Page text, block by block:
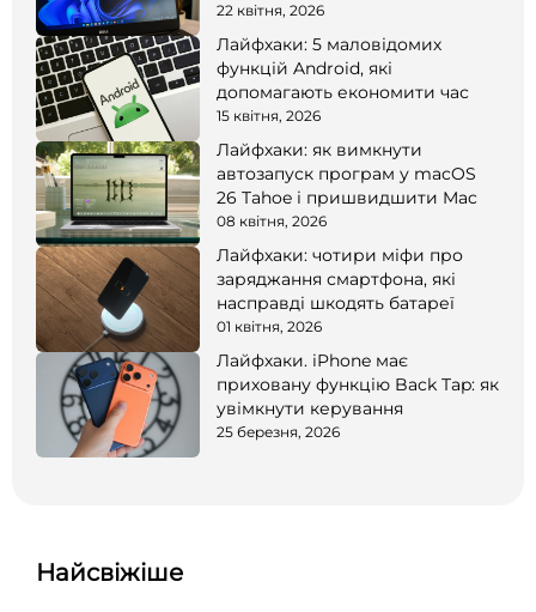
22 квітня, 2026
Лайфхаки: 5 маловідомих
функцій Android, які
допомагають економити час
15 квітня, 2026
Лайфхаки: як вимкнути
автозапуск програм у macOS
26 Tahoe і пришвидшити Mac
08 квітня, 2026
Лайфхаки: чотири міфи про
заряджання смартфона, які
насправді шкодять батареї
01 квітня, 2026
Лайфхаки. iPhone має
приховану функцію Back Tap: як
увімкнути керування
25 березня, 2026
Найсвіжіше